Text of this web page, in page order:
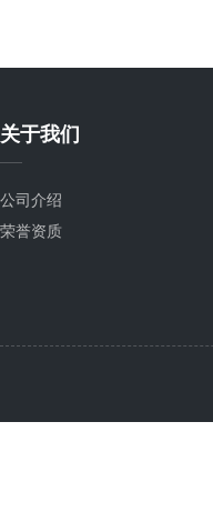
关于我们
公司介绍
荣誉资质